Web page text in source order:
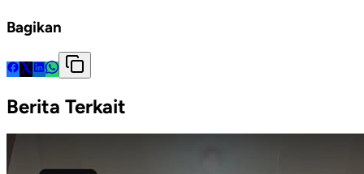
Bagikan
Berita Terkait